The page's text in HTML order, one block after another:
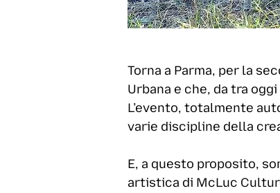
Torna a Parma, per la
Urbana e che, da tra
L’evento, totalmente
varie discipline della
E, a questo proposito,
artistica di McLuc